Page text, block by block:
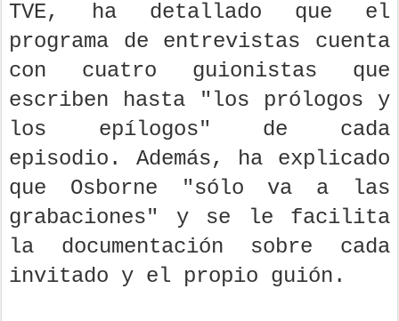
TVE, ha detallado que el
programa de entrevistas cuenta
con cuatro guionistas que
escriben hasta "los prólogos y
los epílogos" de cada
episodio. Además, ha explicado
que Osborne "sólo va a las
grabaciones" y se le facilita
la documentación sobre cada
invitado y el propio guión.